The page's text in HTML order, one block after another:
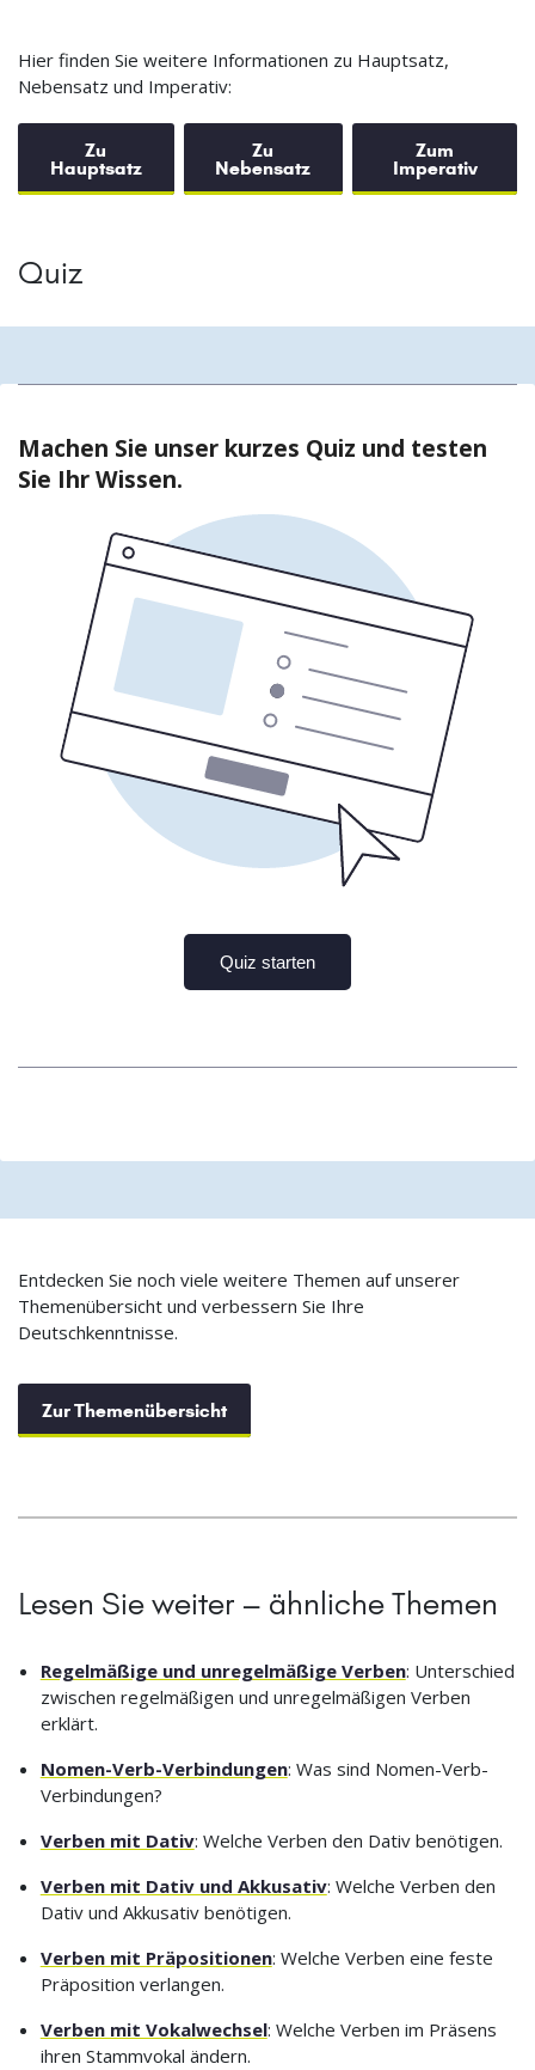
Hier finden Sie weitere Informationen zu Hauptsatz,
Nebensatz und Imperativ:
Zu
Hauptsatz
Zu
Nebensatz
Zum
Imperativ
Quiz
Entdecken Sie noch viele weitere Themen auf unserer
Themenübersicht und verbessern Sie Ihre
Deutschkenntnisse.
Zur Themenübersicht
Lesen Sie weiter – ähnliche Themen
Regelmäßige und unregelmäßige Verben: Unterschied
zwischen regelmäßigen und unregelmäßigen Verben
erklärt.
Nomen-Verb-Verbindungen: Was sind Nomen-Verb-
Verbindungen?
Verben mit Dativ: Welche Verben den Dativ benötigen.
Verben mit Dativ und Akkusativ: Welche Verben den
Dativ und Akkusativ benötigen.
Verben mit Präpositionen: Welche Verben eine feste
Präposition verlangen.
Verben mit Vokalwechsel: Welche Verben im Präsens
ihren Stammvokal ändern.